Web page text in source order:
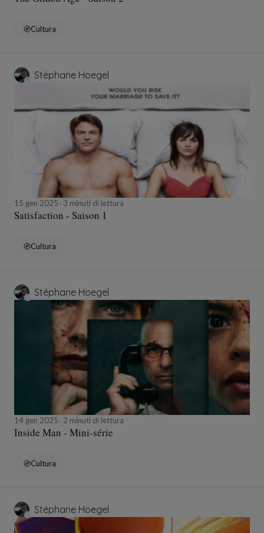
Cultura
Stéphane Hoegel
15 gen 2025 3 minuti di lettura
Satisfaction - Saison 1
Cultura
Stéphane Hoegel
14 gen 2025 2 minuti di lettura
Inside Man - Mini-série
Cultura
Stéphane Hoegel